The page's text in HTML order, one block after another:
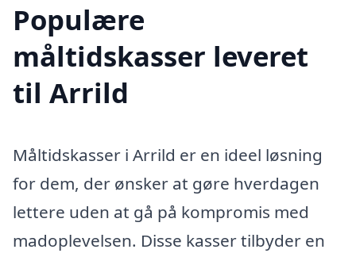
Populære
måltidskasser leveret
til Arrild
Måltidskasser i Arrild er en ideel løsning
for dem, der ønsker at gøre hverdagen
lettere uden at gå på kompromis med
madoplevelsen. Disse kasser tilbyder en